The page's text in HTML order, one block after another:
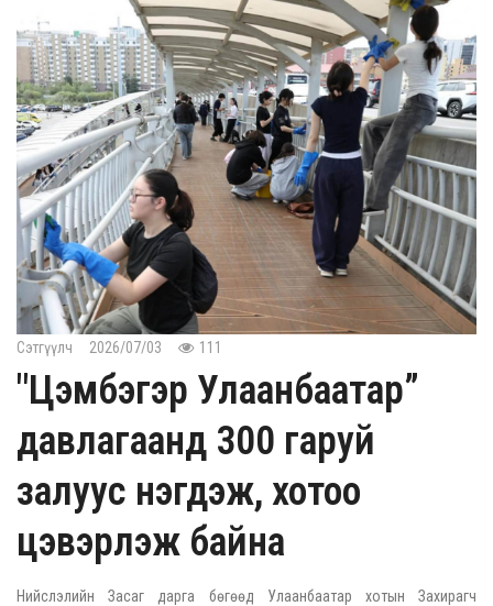
Сэтгүүлч 2026/07/03 111
"Цэмбэгэр Улаанбаатар”
давлагаанд 300 гаруй
залуус нэгдэж, хотоо
цэвэрлэж байна
Нийслэлийн Засаг дарга бөгөөд Улаанбаатар хотын Захирагч